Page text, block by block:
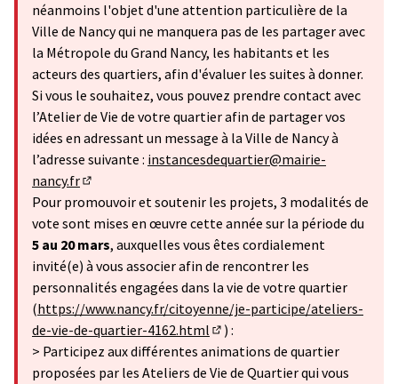
néanmoins l'objet d'une attention particulière de la
Ville de Nancy qui ne manquera pas de les partager avec
la Métropole du Grand Nancy, les habitants et les
acteurs des quartiers, afin d'évaluer les suites à donner.
Si vous le souhaitez, vous pouvez prendre contact avec
l’Atelier de Vie de votre quartier afin de partager vos
idées en adressant un message à la Ville de Nancy à
l’adresse suivante : instancesdequartier@mairie-
nancy.fr
(S'ouvre dans un nouvel onglet)
Pour promouvoir et soutenir les projets, 3 modalités de
vote sont mises en œuvre cette année sur la période du
5 au 20 mars, auxquelles vous êtes cordialement
invité(e) à vous associer afin de rencontrer les
personnalités engagées dans la vie de votre quartier
(https://www.nancy.fr/citoyenne/je-participe/ateliers-
de-vie-de-quartier-4162.html
(Lien externe)
) :
> Participez aux différentes animations de quartier
proposées par les Ateliers de Vie de Quartier qui vous